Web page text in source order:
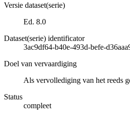
Versie dataset(serie)
Ed. 8.0
Dataset(serie) identificator
3ac9df64-b40e-493d-befe-
Doel van vervaardiging
Als vervollediging van het reeds
Status
compleet